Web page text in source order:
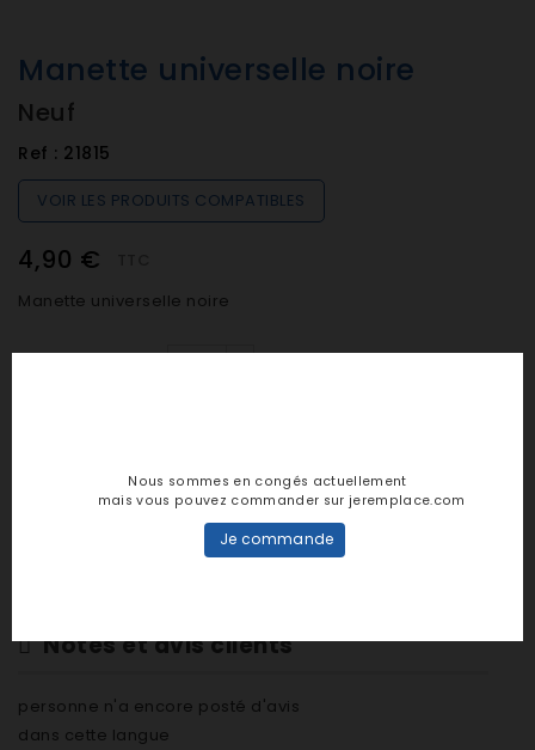
Manette universelle noire
Neuf
Ref : 21815
VOIR LES PRODUITS COMPATIBLES
4,90 €
Manette universelle noire
AJOUTER AU PANIER
Notes et avis clients
personne n'a encore posté d'avis
dans cette langue
Nous sommes en congés actuellement
mais vous pouvez commander sur jeremplace.com
Je commande